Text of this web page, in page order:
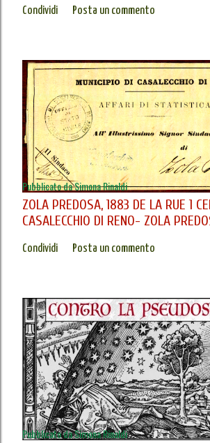
Condividi Posta un commento
Pubblicato daSimona Rinaldi
ZOLA PREDOSA, 1883 DE LA RUE 1
CASALECCHIO DI RENO- ZOLA
Condividi Posta un commento
Pubblicato daSimona Rinaldi